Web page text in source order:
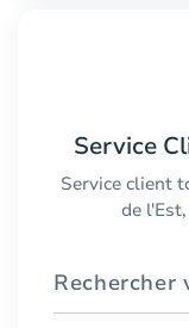
Service
Service client
de
Rechercher